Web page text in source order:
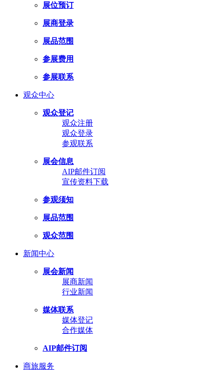
展位预订
展商登录
展品范围
参展费用
参展联系
观众中心
观众登记
观众注册
观众登录
参观联系
展会信息
AIP邮件订阅
宣传资料下载
参观须知
展品范围
观众范围
新闻中心
展会新闻
展商新闻
行业新闻
媒体联系
媒体登记
合作媒体
AIP邮件订阅
商旅服务